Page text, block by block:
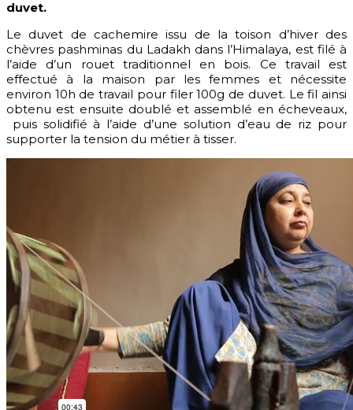
duvet.
Le duvet de cachemire issu de la toison d’hiver des
chèvres pashminas du Ladakh dans l’Himalaya, est filé à
l’aide d’un rouet traditionnel en bois. Ce travail est
effectué à la maison par les femmes et nécessite
environ 10h de travail pour filer 100g de duvet. Le fil ainsi
obtenu est ensuite doublé et assemblé en écheveaux,
puis solidifié à l’aide d’une solution d’eau de riz pour
supporter la tension du métier à tisser.